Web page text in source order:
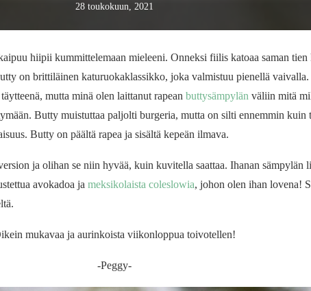
28 toukokuun, 2021
hiipii kummittelemaan mieleeni. Onneksi fiilis katoaa saman
on brittiläinen katuruokaklassikko, joka valmistuu pienellä vaivalla.
mutta minä olen laittanut rapean buttysämpylän väliin mitä
Butty muistuttaa paljolti burgeria, mutta on silti ennemmin kuin
Butty on päältä rapea ja sisältä kepeän ilmava.
ja olihan se niin hyvää, kuin kuvitella saattaa. Ihanan sämpylän
avokadoa ja meksikolaista coleslowia, johon olen ihan lovena!
mukavaa ja aurinkoista viikonloppua toivotellen!
-Peggy-